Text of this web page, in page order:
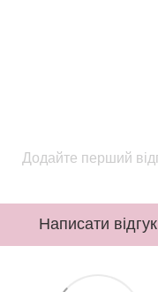
Додайте перший
Написати відгук